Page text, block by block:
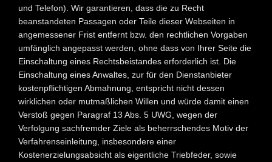
und Telefon). Wir garantieren, dass die zu Recht
beanstandeten Passagen oder Teile dieser Webseiten in
angemessener Frist entfernt bzw. den rechtlichen Vorgaben
umfänglich angepasst werden, ohne dass von Ihrer Seite die
Einschaltung eines Rechtsbeistandes erforderlich ist. Die
Einschaltung eines Anwaltes, zur für den Dienstanbieter
kostenpflichtigen Abmahnung, entspricht nicht dessen
wirklichen oder mutmaßlichen Willen und würde damit einen
Verstoß gegen Paragraf 13 Abs. 5 UWG, wegen der
Verfolgung sachfremder Ziele als beherrschendes Motiv der
Verfahrenseinleitung, insbesondere einer
Kostenerzielungsabsicht als eigentliche Triebfeder, sowie